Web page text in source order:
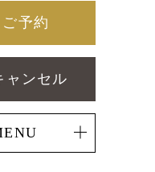
予約
ャンセル